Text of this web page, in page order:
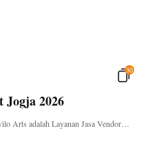
30
Jogja 2026
Arts adalah Layanan Jasa Vendor…